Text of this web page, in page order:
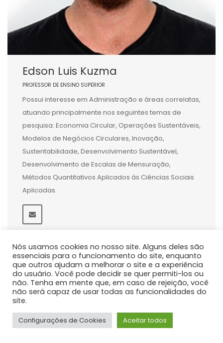
Edson Luis Kuzma
PROFESSOR DE ENSINO SUPERIOR
Possui interesse em Administração e áreas correlatas,
atuando principalmente nos seguintes temas de
pesquisa: Economia Circular, Operações Sustentáveis,
Modelos de Negócios Circulares, Inovação,
Sustentabilidade, Desenvolvimento Sustentável,
Desenvolvimento de Escalas de Mensuração,
Métodos Quantitativos Aplicados às Ciências Sociais
Aplicadas.
Nós usamos cookies no nosso site. Alguns deles são
essenciais para o funcionamento do site, enquanto
que outros ajudam a melhorar o site e a experiência
do usuário. Você pode decidir se quer permiti-los ou
não. Tenha em mente que, em caso de rejeição, você
não será capaz de usar todas as funcionalidades do
site.
Configurações de Cookies Aceitar todos